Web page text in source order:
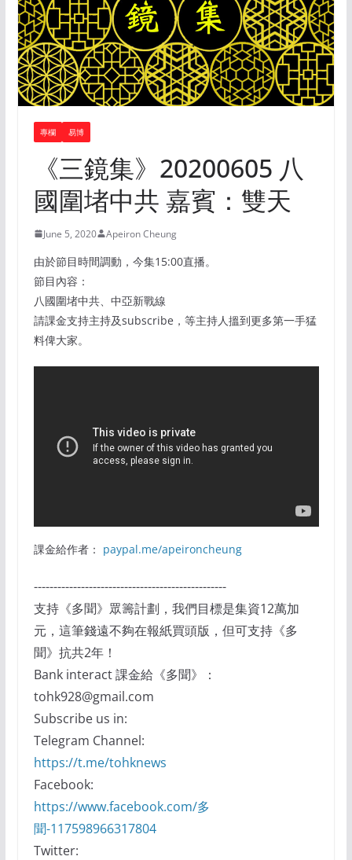
專欄 易博
《三鏡集》20200605 八
國圍堵中共 嘉賓：雙天
June 5, 2020 Apeiron Cheung
由於節目時間調動，今集15:00直播。
節目內容：
八國圍堵中共、中亞新戰線
請課金支持主持及subscribe，等主持人搵到更多第一手猛
料俾大家。
課金給作者： paypal.me/apeironcheung
-------------------------------------------------
支持《多聞》眾籌計劃，我們目標是集資12萬加
元，這筆錢遠不夠在報紙買頭版，但可支持《多
聞》抗共2年！
Bank interact 課金給《多聞》：
tohk928@gmail.com
Subscribe us in:
Telegram Channel:
https://t.me/tohknews
Facebook:
https://www.facebook.com/多
聞-117598966317804
Twitter: